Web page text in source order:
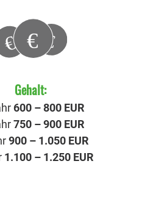
Gehalt:
600 – 800 EUR
750 – 900 EUR
900 – 1.050 EUR
1.100 – 1.250 EUR